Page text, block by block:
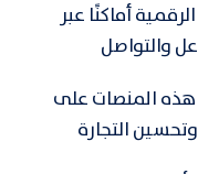
أماكنًا عبر
والتواصل
هذه المنصات على
التجارة